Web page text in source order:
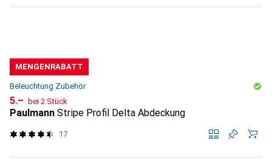
MENGENRABATT
Beleuchtung Zubehör
CHF
5.– bei 2 Stück
Paulmann Stripe Profil Delta Abdeckung
17